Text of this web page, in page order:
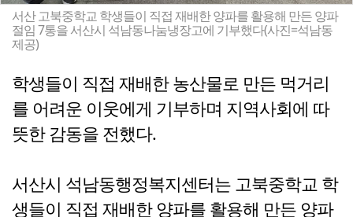
서산 고북중학교 학생들이 직접 재배한 양파를 활용해 만든 양파
절임 7통을 서산시 석남동나눔냉장고에 기부했다(사진=석남동
제공)
학생들이 직접 재배한 농산물로 만든 먹거리
를 어려운 이웃에게 기부하며 지역사회에 따
뜻한 감동을 전했다.
서산시 석남동행정복지센터는 고북중학교 학
생들이 직접 재배한 양파를 활용해 만든 양파